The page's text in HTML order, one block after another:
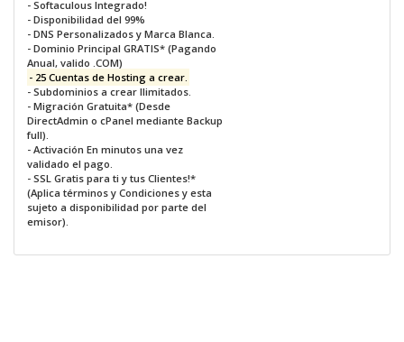
- Softaculous Integrado!
- Disponibilidad del 99%
- DNS Personalizados y Marca Blanca.
- Dominio Principal GRATIS* (Pagando
Anual, valido .COM)
- 25 Cuentas de Hosting a crear.
- Subdominios a crear Ilimitados.
- Migración Gratuita* (Desde
DirectAdmin o cPanel mediante Backup
full).
- Activación En minutos una vez
validado el pago.
- SSL Gratis para ti y tus Clientes!*
(Aplica términos y Condiciones y esta
sujeto a disponibilidad por parte del
emisor).